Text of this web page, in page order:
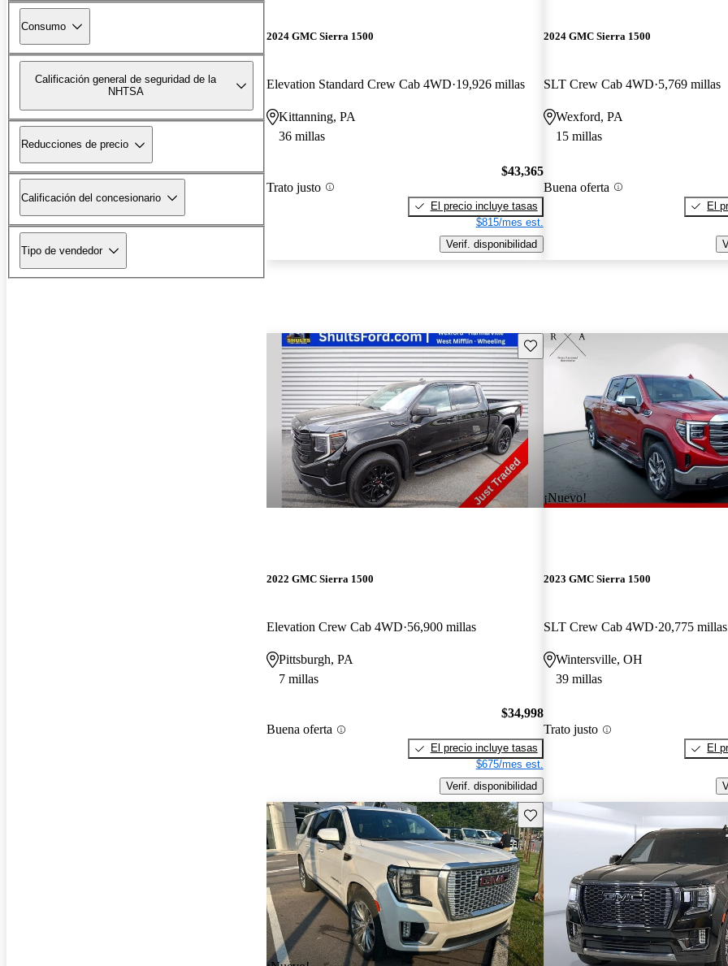
Consumo
Calificación general de seguridad de la
NHTSA
Reducciones de precio
Calificación del concesionario
Tipo de vendedor
2024 GMC Sierra 1500
Elevation Standard Crew Cab 4WD 19,926 millas
Kittanning, PA
36 millas
Trato justo
$43,365
El precio incluye tasas
$815/mes est.
Verif. disponibilidad
2024 GMC Sierra 1500
SLT Crew Cab 4WD 5,769 millas
Wexford, PA
15 millas
Buena oferta
El
Guarda este Aviso
2022 GMC Sierra 1500
Elevation Crew Cab 4WD 56,900 millas
Pittsburgh, PA
7 millas
Buena oferta
$34,998
El precio incluye tasas
$675/mes est.
Verif. disponibilidad
¡Nuevo!
2023 GMC Sierra 1500
SLT Crew Cab 4WD 20,775 millas
Wintersville, OH
39 millas
Trato justo
El
Guarda este Aviso